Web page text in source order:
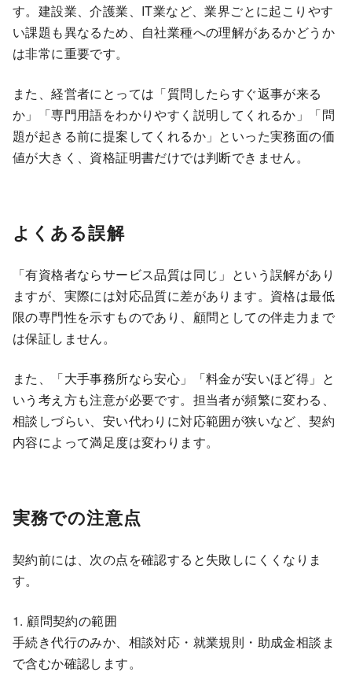
す。建設業、介護業、IT業など、業界ごとに起こりやす
い課題も異なるため、自社業種への理解があるかどうか
は非常に重要です。
また、経営者にとっては「質問したらすぐ返事が来る
か」「専門用語をわかりやすく説明してくれるか」「問
題が起きる前に提案してくれるか」といった実務面の価
値が大きく、資格証明書だけでは判断できません。
よくある誤解
「有資格者ならサービス品質は同じ」という誤解があり
ますが、実際には対応品質に差があります。資格は最低
限の専門性を示すものであり、顧問としての伴走力まで
は保証しません。
また、「大手事務所なら安心」「料金が安いほど得」と
いう考え方も注意が必要です。担当者が頻繁に変わる、
相談しづらい、安い代わりに対応範囲が狭いなど、契約
内容によって満足度は変わります。
実務での注意点
契約前には、次の点を確認すると失敗しにくくなりま
す。
1. 顧問契約の範囲
手続き代行のみか、相談対応・就業規則・助成金相談ま
で含むか確認します。